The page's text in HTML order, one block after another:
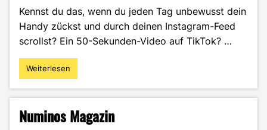
Kennst du das, wenn du jeden Tag unbewusst dein
Handy zückst und durch deinen Instagram-Feed
scrollst? Ein 50-Sekunden-Video auf TikTok? …
"Verdummung
durch
–
Weiterlesen
Numinos Magazin